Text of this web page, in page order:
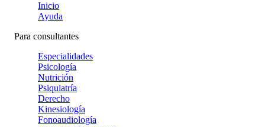
Inicio
Ayuda
Para consultantes
Especialidades
Psicología
Nutrición
Psiquiatría
Derecho
Kinesiología
Fonoaudiología